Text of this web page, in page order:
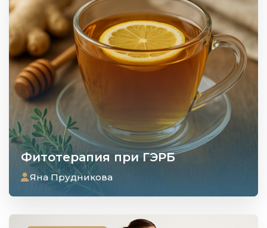
Фитотерапия при ГЭРБ
Яна Прудникова